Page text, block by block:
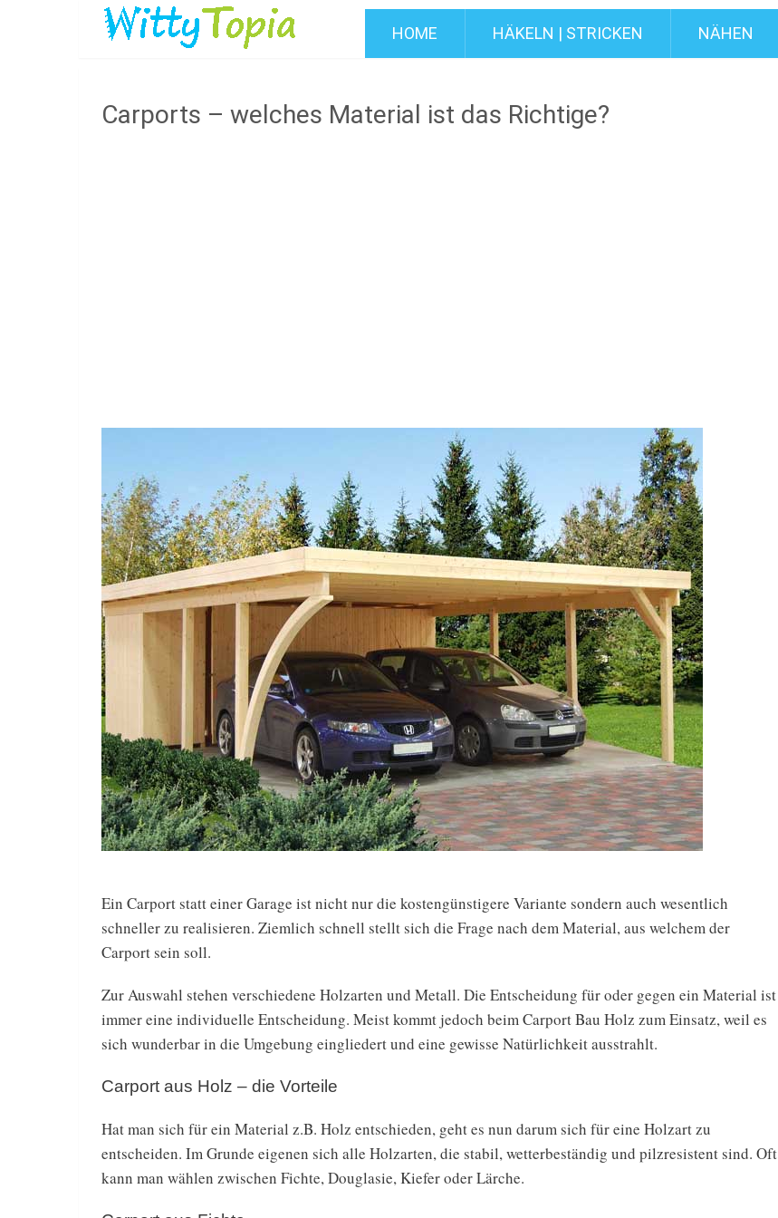
HOME HÄKELN | STRICKEN NÄHEN
Carports – welches Material ist das Richtige?
Ein Carport statt einer Garage ist nicht nur die kostengünstigere Variante sondern auch wesentlich
schneller zu realisieren. Ziemlich schnell stellt sich die Frage nach dem Material, aus welchem der
Carport sein soll.
Zur Auswahl stehen verschiedene Holzarten und Metall. Die Entscheidung für oder gegen ein Material ist
immer eine individuelle Entscheidung. Meist kommt jedoch beim Carport Bau Holz zum Einsatz, weil es
sich wunderbar in die Umgebung eingliedert und eine gewisse Natürlichkeit ausstrahlt.
Carport aus Holz – die Vorteile
Hat man sich für ein Material z.B. Holz entschieden, geht es nun darum sich für eine Holzart zu
entscheiden. Im Grunde eigenen sich alle Holzarten, die stabil, wetterbeständig und pilzresistent sind. Oft
kann man wählen zwischen Fichte, Douglasie, Kiefer oder Lärche.